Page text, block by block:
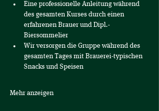
Eine professionelle Anleitung während
des gesamten Kurses durch einen
erfahrenen Brauer und Dipl.-
Biersommelier
Wir versorgen die Gruppe während des
gesamten Tages mit Brauerei-typischen
Snacks und Speisen
Mehr anzeigen